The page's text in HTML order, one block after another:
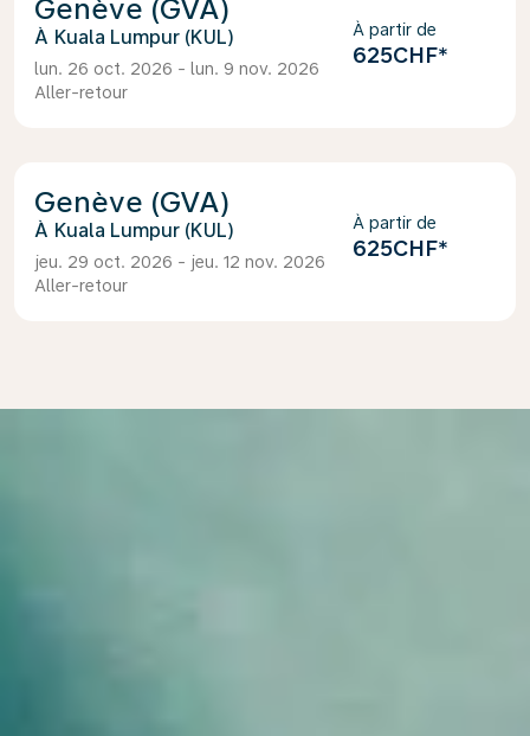
Genève (GVA)
Kuala Lumpur (KUL)
lun. 26 oct. 2026 - lun. 9 nov. 2026
Aller-retour
À partir de
625CHF*
Genève (GVA)
Kuala Lumpur (KUL)
jeu. 29 oct. 2026 - jeu. 12 nov. 2026
Aller-retour
À partir de
625CHF*